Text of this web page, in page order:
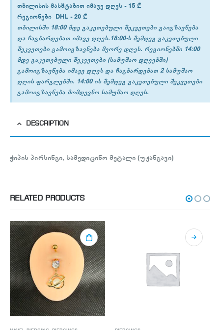
თბილისის მასშტაბით იმავე დღეს -15 ₾
რეგიონები DHL -20 ₾
თბილისში 18:00 მდე გაკეთებული შეკვეთები გაიგზავნება
და ჩაგბარდებათ იმავე დღეს.18:00-ს შემდეგ გაკეთებული
შეკვეთები გამოიგზავნება მეორე დღეს. რეგიონებში 14:00
მდე გაკეთებული შეკვეთები (სამუშაო დღეებში)
გამოიგზავნება იმავე დღეს და ჩაგბარდებათ 2 სამუშაო
დღის ფარგლებში. 14:00 ის შემდეგ გაკეთებული შეკვეთები
გამოიგზავნება მომდევნო სამუშაო დღეს.
DESCRIPTION
ჭიპის პირსინგი, სამედიცინო მეტალი (უჟანგავი)
RELATED PRODUCTS